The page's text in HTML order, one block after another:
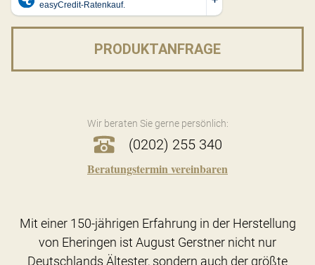
PRODUKTANFRAGE
Wir beraten Sie gerne persönlich:
(0202) 255 340
Beratungstermin vereinbaren
Mit einer 150-jährigen Erfahrung in der Herstellung
von Eheringen ist August Gerstner nicht nur
Deutschlands Ältester, sondern auch der größte